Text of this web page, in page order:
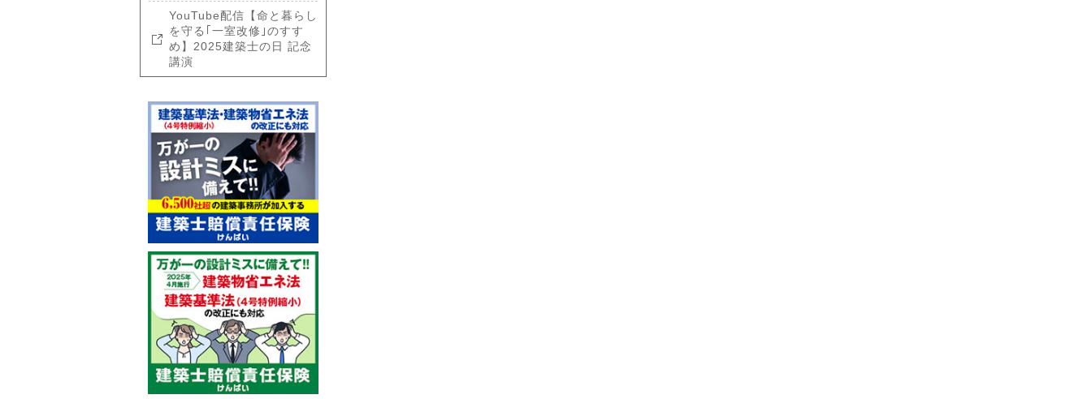
YouTube配信【命と暮らし
を守る｢一室改修｣のすす
め】2025建築士の日 記念
講演